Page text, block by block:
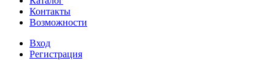
Контакты
Возможности
Вход
Регистрация